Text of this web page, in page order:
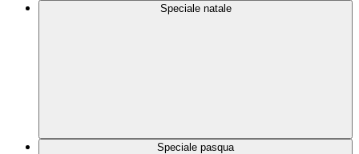
Speciale natale
Speciale pasqua